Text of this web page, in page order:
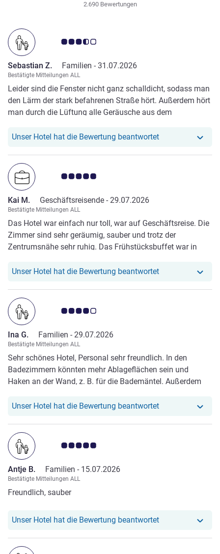
2.690 Bewertungen
Note Kundenmeinungen 3.5/5
Sebastian Z. Familien - 31.07.2026
Bestätigte Mitteilungen ALL
Leider sind die Fenster nicht ganz schalldicht, sodass man
den Lärm der stark befahrenen Straße hört. Außerdem hört
man durch die Lüftung alle Geräusche aus dem
Unser Hotel hat die Bewertung beantwortetUnser Hotel hat
Note Kundenmeinungen 5.0/5
Kai M. Geschäftsreisende - 29.07.2026
Bestätigte Mitteilungen ALL
Das Hotel war einfach nur toll, war auf Geschäftsreise. Die
Zimmer sind sehr geräumig, sauber und trotz der
Zentrumsnähe sehr ruhig. Das Frühstücksbuffet war in
Unser Hotel hat die Bewertung beantwortetUnser Hotel hat
Note Kundenmeinungen 4.0/5
Ina G. Familien - 29.07.2026
Bestätigte Mitteilungen ALL
Sehr schönes Hotel, Personal sehr freundlich. In den
Badezimmern könnten mehr Ablageflächen sein und
Haken an der Wand, z. B. für die Bademäntel. Außerdem
schön, sodass man die Terrasse auch bei Regen nutzen
Unser Hotel hat die Bewertung beantwortetUnser Hotel hat
Note Kundenmeinungen 5.0/5
Antje B. Familien - 15.07.2026
Bestätigte Mitteilungen ALL
Freundlich, sauber
Unser Hotel hat die Bewertung beantwortetUnser Hotel hat